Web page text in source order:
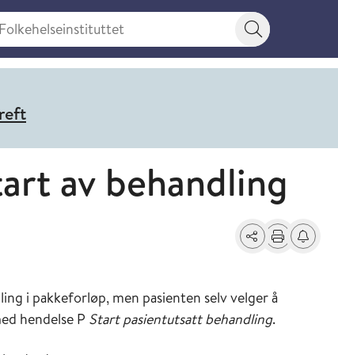
Søkeknapp
av behandling
Del Skriv ut
Få
i pakkeforløp, men pasienten selv velger å
hendelse P Start pasientutsatt behandling.